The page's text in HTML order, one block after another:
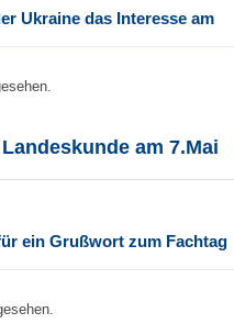
Ukraine das Interesse am
am 7.Mai
ein Grußwort zum Fachtag